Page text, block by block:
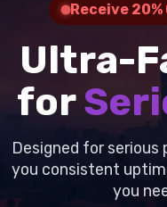
Receive
Ultra-
for
Designed for
you consistent
you